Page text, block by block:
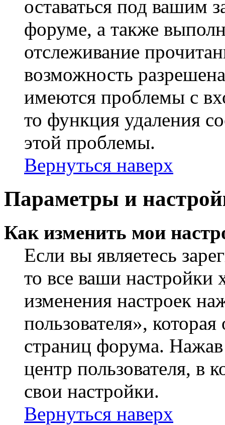
оставаться под вашим
форуме, а также
отслеживание
возможность
имеются проблемы с
то функция удаления
этой проблемы.
Вернуться наверх
Параметры и
Как изменить мои
Если вы являетесь
то все ваши настройки
изменения настроек
пользователя»,
страниц форума.
центр пользователя, в
свои настройки.
Вернуться наверх